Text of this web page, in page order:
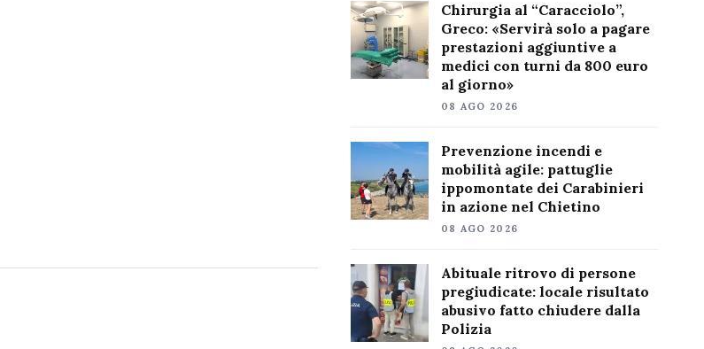
Chirurgia al “Caracciolo”,
Greco: «Servirà solo a pagare
prestazioni aggiuntive a
medici con turni da 800 euro
al giorno»
08 AGO 2026
Prevenzione incendi e
mobilità agile: pattuglie
ippomontate dei Carabinieri
in azione nel Chietino
08 AGO 2026
Abituale ritrovo di persone
pregiudicate: locale risultato
abusivo fatto chiudere dalla
Polizia